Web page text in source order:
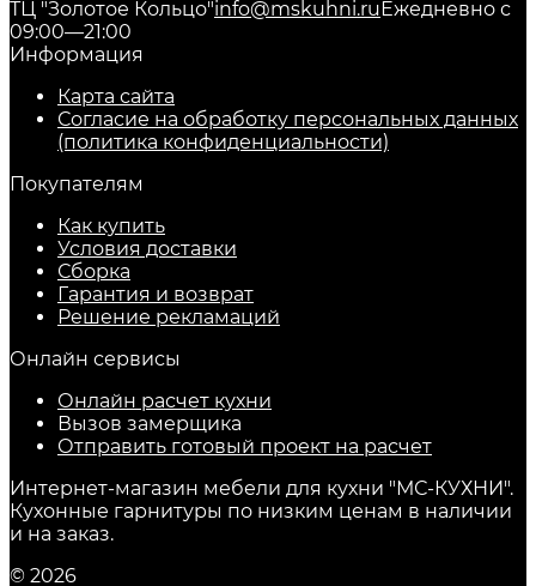
ТЦ "Золотое Кольцо"info@mskuhni.ruЕжедневно с
09:00—21:00
Информация
Карта сайта
Согласие на обработку персональных данных
(политика конфиденциальности)
Покупателям
Как купить
Условия доставки
Сборка
Гарантия и возврат
Решение рекламаций
Онлайн сервисы
Онлайн расчет кухни
Вызов замерщика
Отправить готовый проект на расчет
Интернет-магазин мебели для кухни "МС-КУХНИ".
Кухонные гарнитуры по низким ценам в наличии
и на заказ.
© 2026